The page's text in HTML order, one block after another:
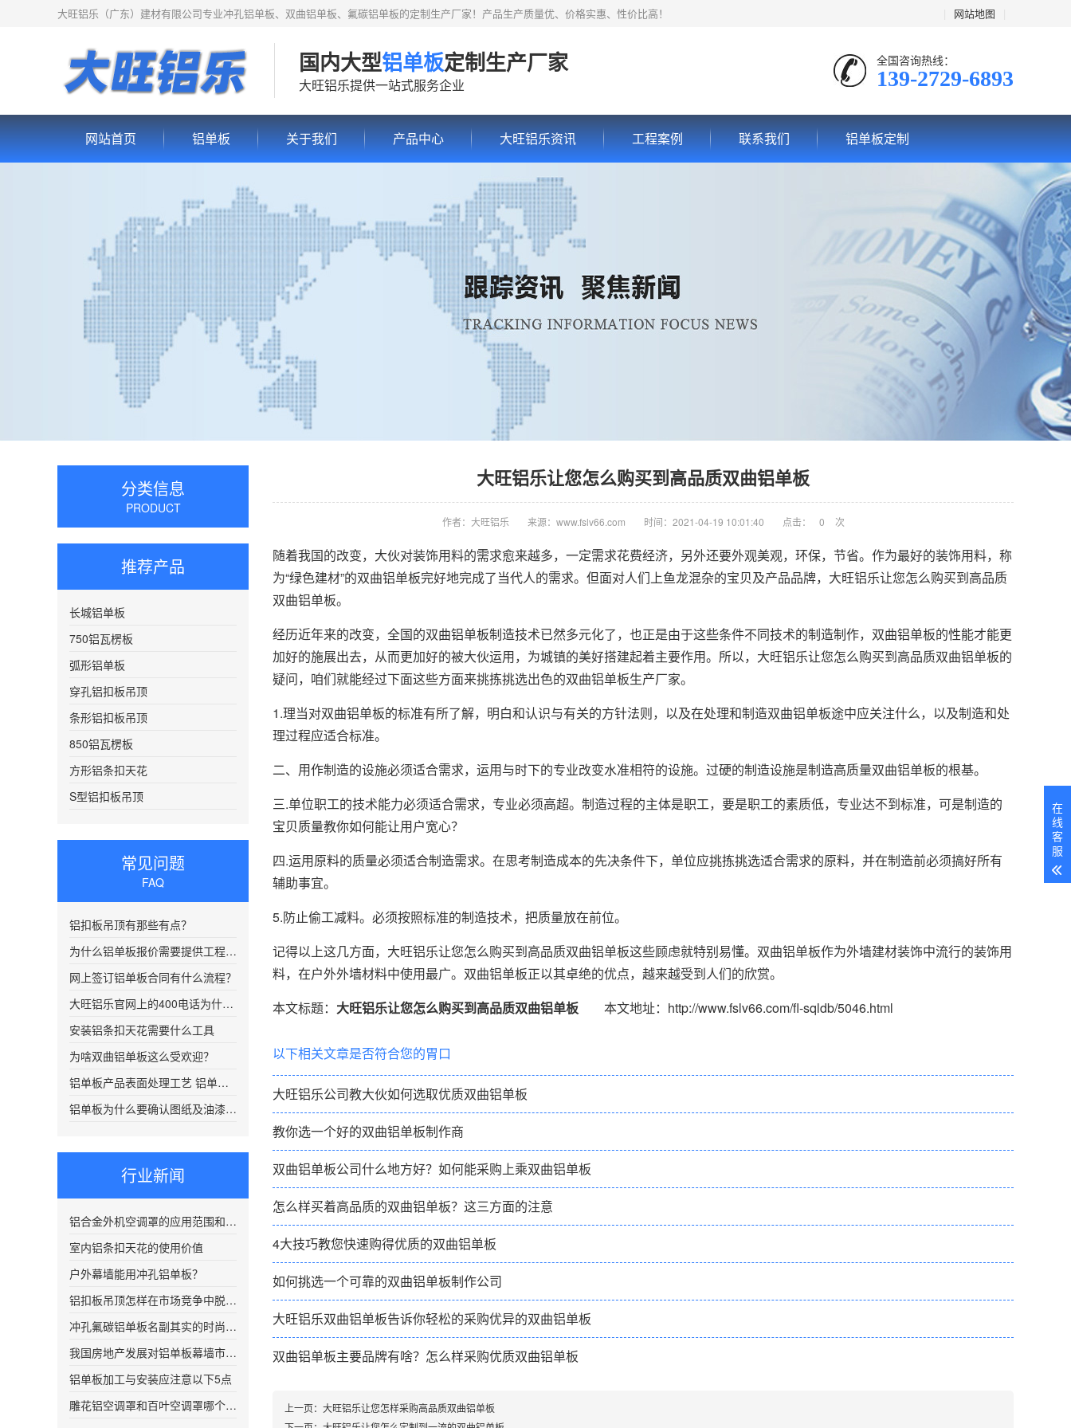
网站地图
大旺铝乐（广东）建材有限公司专业冲孔铝单板、双曲铝单板、氟碳铝单板的定制生产厂家！产品生产质量优、价格实惠、性价比高！
国内大型铝单板定制生产厂家
大旺铝乐提供一站式服务企业
全国咨询热线：
139-2729-6893
网站首页 铝单板 关于我们 产品中心 大旺铝乐资讯 工程案例 联系我们 铝单板定制
分类信息
PRODUCT
推荐产品
长城铝单板
750铝瓦楞板
弧形铝单板
穿孔铝扣板吊顶
条形铝扣板吊顶
850铝瓦楞板
方形铝条扣天花
S型铝扣板吊顶
常见问题
FAQ
铝扣板吊顶有那些有点？
为什么铝单板报价需要提供工程图纸？
网上签订铝单板合同有什么流程？
大旺铝乐官网上的400电话为什么老是打不通
安装铝条扣天花需要什么工具
为啥双曲铝单板这么受欢迎？
铝单板产品表面处理工艺 铝单板在喷涂前需要进行清洗处理
铝单板为什么要确认图纸及油漆颜色编号？
行业新闻
铝合金外机空调罩的应用范围和优势有哪些?
室内铝条扣天花的使用价值
户外幕墙能用冲孔铝单板？
铝扣板吊顶怎样在市场竞争中脱颖而出
冲孔氟碳铝单板名副其实的时尚潮流建筑装饰材料
我国房地产发展对铝单板幕墙市场有影响？
铝单板加工与安装应注意以下5点
雕花铝空调罩和百叶空调罩哪个比较好？
大旺铝乐让您怎么购买到高品质双曲铝单板
作者：大旺铝乐 来源：www.fslv66.com 时间：2021-04-19 10:01:40 点击： 0 次
随着我国的改变，大伙对装饰用料的需求愈来越多，一定需求花费经济，另外还要外观美观，环保，节省。作为最好的装饰用料，称
为“绿色建材”的双曲铝单板完好地完成了当代人的需求。但面对人们上鱼龙混杂的宝贝及产品品牌，大旺铝乐让您怎么购买到高品质
双曲铝单板。
经历近年来的改变，全国的双曲铝单板制造技术已然多元化了，也正是由于这些条件不同技术的制造制作， 双曲铝单板的性能才能更
加好的施展出去，从而更加好的被大伙运用，为城镇的美好搭建起着主要作用。所以，大旺铝乐让您怎么购买到高品质双曲铝单板的
疑问，咱们就能经过下面这些方面来挑拣挑选出色的双曲铝单板生产厂家。
1.理当对双曲铝单板的标准有所了解，明白和认识与有关的方针法则，以及在处理和制造双曲铝单板途中应关注什么，以及制造和处
理过程应适合标准。
二、用作制造的设施必须适合需求，运用与时下的专业改变水准相符的设施。过硬的制造设施是制造高质量双曲铝单板的根基。
三.单位职工的技术能力必须适合需求，专业必须高超。制造过程的主体是职工，要是职工的素质低，专业达不到标准，可是制造的
宝贝质量教你如何能让用户宽心？
四.运用原料的质量必须适合制造需求。在思考制造成本的先决条件下，单位应挑拣挑选适合需求的原料，并在制造前必须搞好所有
辅助事宜。
5.防止偷工减料。必须按照标准的制造技术，把质量放在前位。
记得以上这几方面，大旺铝乐让您怎么购买到高品质双曲铝单板这些顾虑就特别易懂。双曲铝单板作为外墙建材装饰中流行的装饰用
料，在户外外墙材料中使用最广。双曲铝单板正以其卓绝的优点，越来越受到人们的欣赏。
本文标题： 大旺铝乐让您怎么购买到高品质双曲铝单板 本文地址：http://www.fslv66.com/fl-sqldb/5046.html
以下相关文章是否符合您的胃口
大旺铝乐公司教大伙如何选取优质双曲铝单板
教你选一个好的双曲铝单板制作商
双曲铝单板公司什么地方好？如何能采购上乘双曲铝单板
怎么样买着高品质的双曲铝单板？这三方面的注意
4大技巧教您快速购得优质的双曲铝单板
如何挑选一个可靠的双曲铝单板制作公司
大旺铝乐双曲铝单板告诉你轻松的采购优异的双曲铝单板
双曲铝单板主要品牌有啥？怎么样采购优质双曲铝单板
上一页： 大旺铝乐让您怎样采购高品质双曲铝单板
在
线
客
服